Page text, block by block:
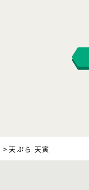
天ぷら 天寅